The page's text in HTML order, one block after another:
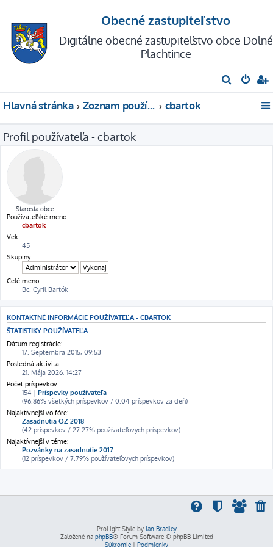
Obecné zastupiteľstvo
Digitálne obecné zastupiteľstvo obce Dolné
Plachtince
ľ
d
Hlavná stránka Zoznam používateľov cbartok
Profil používateľa - cbartok
Starosta obce
Používateľské meno:
cbartok
Vek:
45
Skupiny:
Celé meno:
Bc. Cyril Bartók
KONTAKTNÉ INFORMÁCIE POUŽÍVATEĽA - CBARTOK
ŠTATISTIKY POUŽÍVATEĽA
Dátum registrácie:
17. Septembra 2015, 09:53
Posledná aktivita:
21. Mája 2026, 14:27
Počet príspevkov:
154 | Príspevky používateľa
(96.86% všetkých príspevkov / 0.04 príspevkov za deň)
Najaktívnejší vo fóre:
Zasadnutia OZ 2018
(42 príspevkov / 27.27% používateľovych príspevkov)
Najaktívnejší v téme:
Pozvánky na zasadnutie 2017
(12 príspevkov / 7.79% používateľovych príspevkov)
ProLight Style by Ian Bradley
Založené na phpBB® Forum Software © phpBB Limited
Súkromie | Podmienky